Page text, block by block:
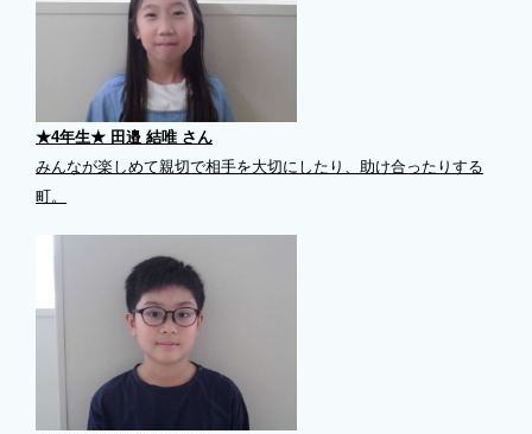
★4年生★ 田邉 結唯 さん
みんなが楽しめて親切で相手を大切にしたり、助け合ったりする
町。